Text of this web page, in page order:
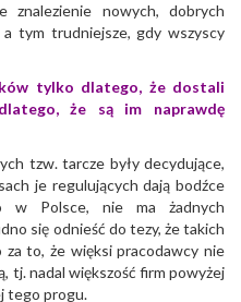
nowych, dobrych
tym trudniejsze, gdy wszyscy
tylko dlatego, że dostali
że są im naprawdę
tzw. tarcze były decydujące,
je regulujących dają bodźce
Polsce, nie ma żadnych
się odnieść do tezy, że takich
za to, że więksi pracodawcy nie
tj. nadal większość firm powyżej
tego progu.